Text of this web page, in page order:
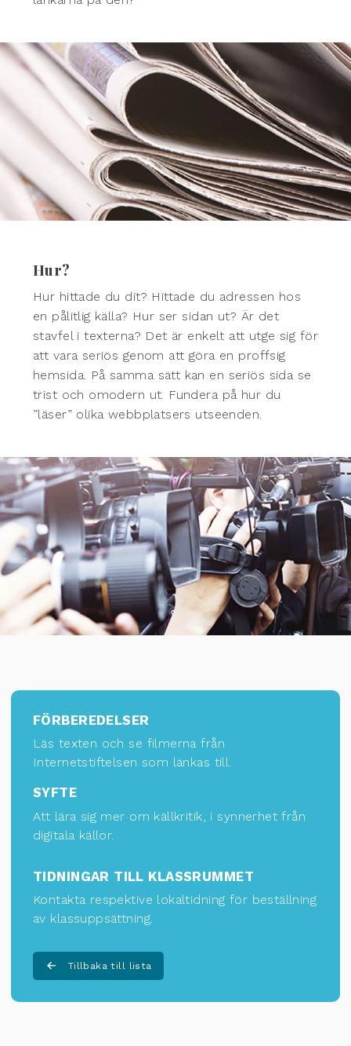
Hur?
Hur hittade du dit? Hittade du adressen hos
en pålitlig källa? Hur ser sidan ut? Är det
stavfel i texterna? Det är enkelt att utge sig för
att vara seriös genom att göra en proffsig
hemsida. På samma sätt kan en seriös sida se
trist och omodern ut. Fundera på hur du
”läser” olika webbplatsers utseenden.
FÖRBEREDELSER
Läs texten och se filmerna från
Internetstiftelsen som länkas till.
SYFTE
Att lära sig mer om källkritik, i synnerhet från
digitala källor.
TIDNINGAR TILL KLASSRUMMET
Kontakta respektive lokaltidning för beställning
av klassuppsättning.
Tillbaka till lista